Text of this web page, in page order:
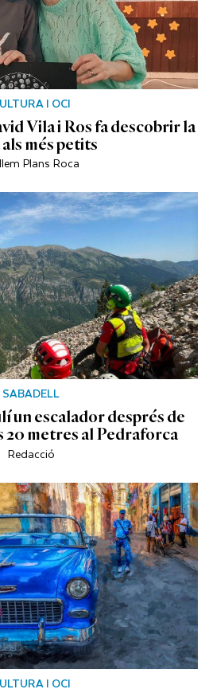
I OCI
Vila i Ros fa descobrir la
més petits
Plans Roca
SABADELL
un escalador després de
20 metres al Pedraforca
Redacció
I OCI